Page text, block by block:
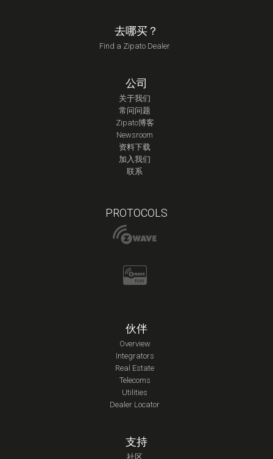
去哪买？
Find a Zipato Dealer
公司
关于我们
常问问题
Zipato博客
Newsroom
资料下载
加入我们
联系
PROTOCOLS
伙伴
Overview
Integrators
Real Estate
Telecoms
Utilities
Dealer Locator
支持
社区